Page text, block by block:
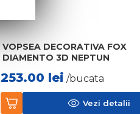
VOPSEA DECORATIVA FOX
DIAMENTO 3D NEPTUN
253.00 lei /bucata
Vezi detalii